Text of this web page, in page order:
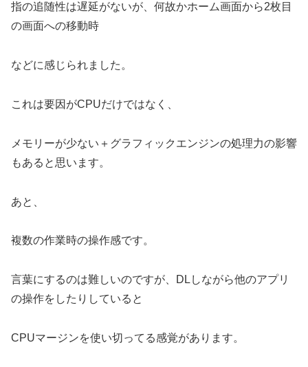
指の追随性は遅延がないが、何故かホーム画面から2枚目
の画面への移動時
などに感じられました。
これは要因がCPUだけではなく、
メモリーが少ない＋グラフィックエンジンの処理力の影響
もあると思います。
あと、
複数の作業時の操作感です。
言葉にするのは難しいのですが、DLしながら他のアプリ
の操作をしたりしていると
CPUマージンを使い切ってる感覚があります。